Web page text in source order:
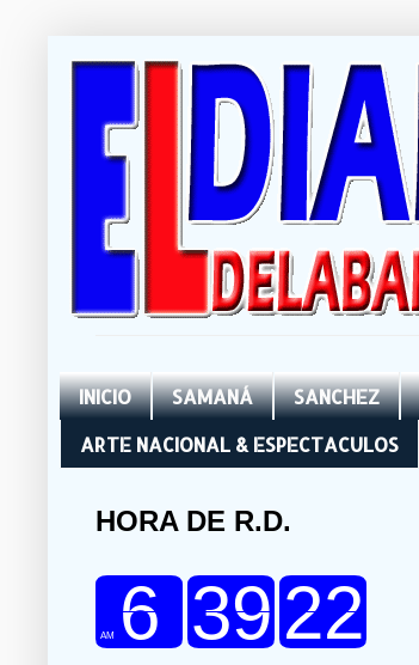
INICIO SAMANÁ SANCHEZ
ARTE NACIONAL & ESPECTACULOS
HORA DE R.D.